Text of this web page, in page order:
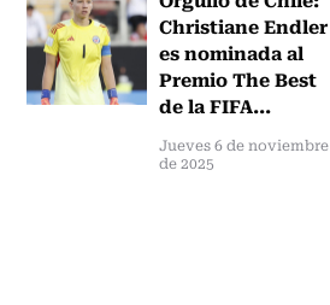
Christiane Endler
es nominada al
Premio The Best
de la FIFA...
Jueves 6 de noviembre
de 2025